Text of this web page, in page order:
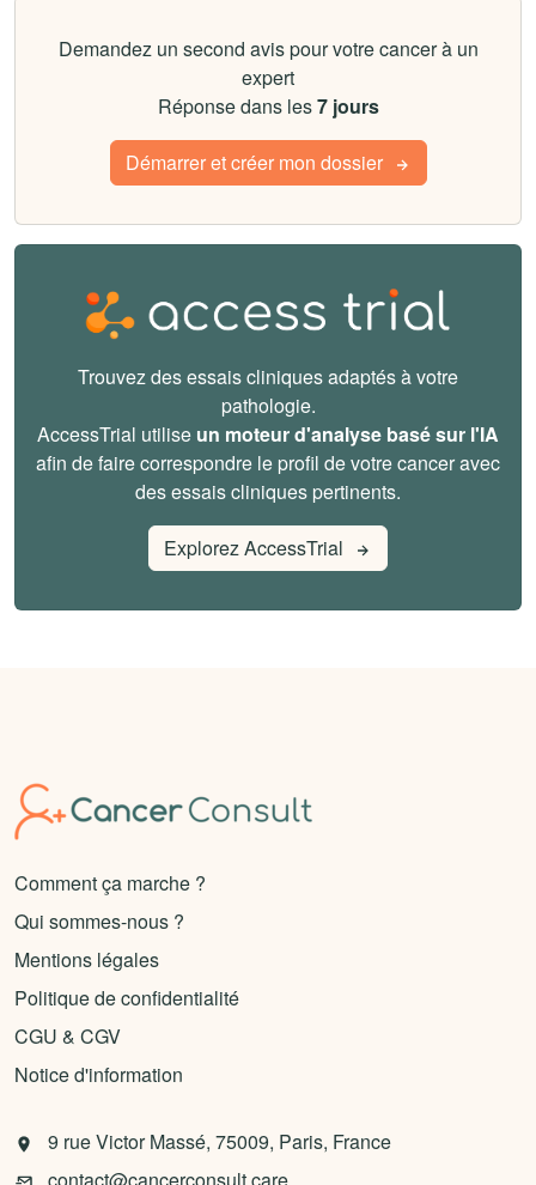
Demandez un second avis pour votre cancer à un
expert
Réponse dans les7 jours
Démarrer et créer mon dossier
Trouvez des essais cliniques adaptés à votre
pathologie.
AccessTrial utilise un moteur d'analyse basé sur l'IA
afin de faire correspondre le profil de votre cancer avec
des essais cliniques pertinents.
Explorez AccessTrial
Comment ça marche ?
Qui sommes-nous ?
Mentions légales
Politique de confidentialité
CGU & CGV
Notice d'information
9 rue Victor Massé, 75009, Paris, France